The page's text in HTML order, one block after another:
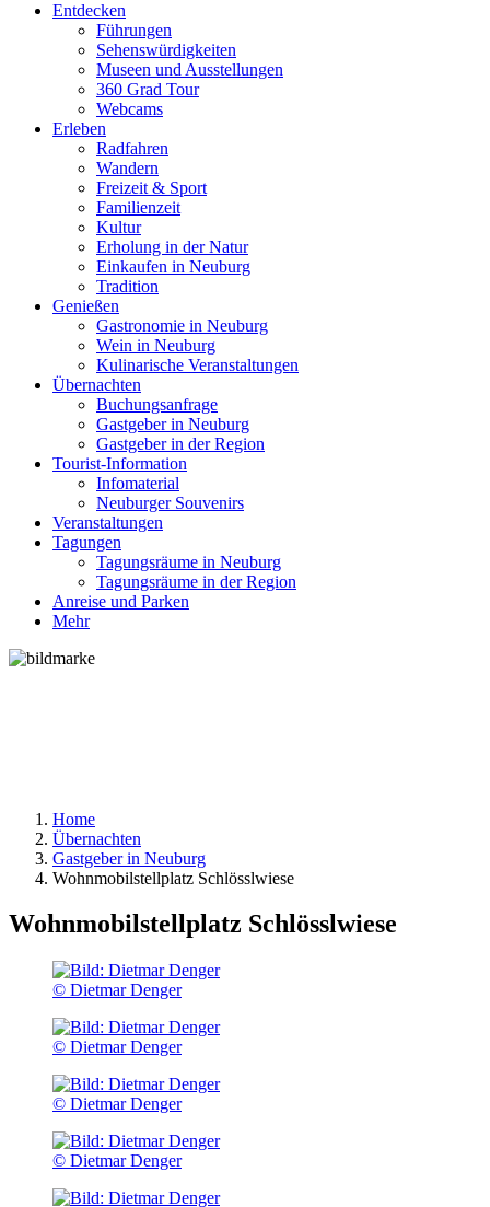
Entdecken
Führungen
Sehenswürdigkeiten
Museen und Ausstellungen
360 Grad Tour
Webcams
Erleben
Radfahren
Wandern
Freizeit & Sport
Familienzeit
Kultur
Erholung in der Natur
Einkaufen in Neuburg
Tradition
Genießen
Gastronomie in Neuburg
Wein in Neuburg
Kulinarische Veranstaltungen
Übernachten
Buchungsanfrage
Gastgeber in Neuburg
Gastgeber in der Region
Tourist-Information
Infomaterial
Neuburger Souvenirs
Veranstaltungen
Tagungen
Tagungsräume in Neuburg
Tagungsräume in der Region
Anreise und Parken
Mehr
Home
Übernachten
Gastgeber in Neuburg
Wohnmobilstellplatz Schlösslwiese
Wohnmobilstellplatz Schlösslwiese
© Dietmar Denger
© Dietmar Denger
© Dietmar Denger
© Dietmar Denger